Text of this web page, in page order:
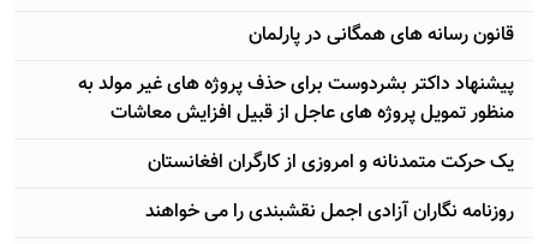
قانون رسانه های همگانی در پارلمان
پيشنهاد داکتر بشردوست برای حذف پروژه های غير مولد به
منظور تمويل پروژه های عاجل از قبيل افزايش معاشات
يک حرکت متمدنانه و امروزی از کارگران افغانستان
روزنامه نگاران آزادی اجمل نقشبندی را می خواهند